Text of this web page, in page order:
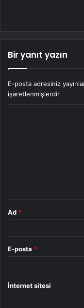
Bir yanıt yazın
E-posta adresiniz
işaretlenmişlerdir
Ad *
E-posta *
İnternet sitesi